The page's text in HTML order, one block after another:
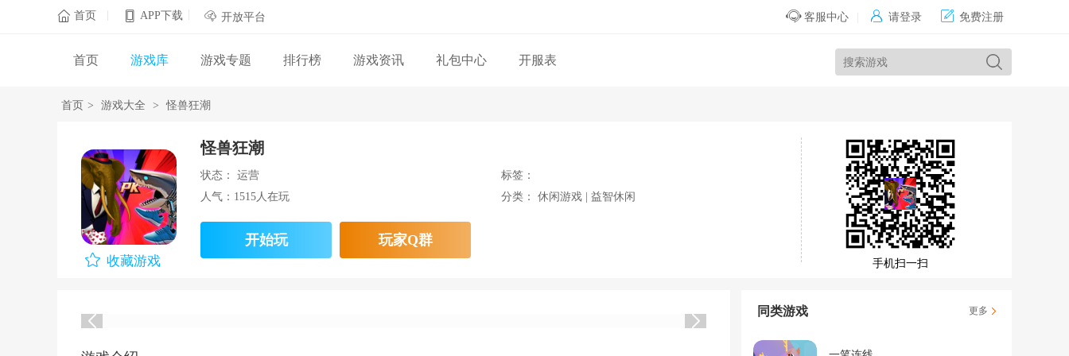
 首页 APP下载  开放平台 客服中心  请登录  免费注册
首页 游戏库 游戏专题 排行榜 游戏资讯 礼包中心 开服表
首页 > 游戏大全 > 怪兽狂潮
收藏游戏
怪兽狂潮
状态： 运营
标签：
人气：1515人在玩
分类： 休闲游戏 | 益智休闲
开始玩 玩家Q群
手机扫一扫
更多
同类游戏